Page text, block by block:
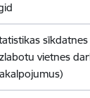
vietnes